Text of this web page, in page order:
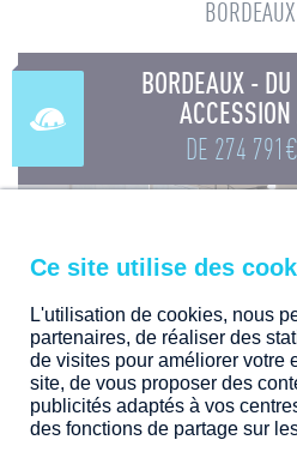
BORDEAUX -
DE 274 791€
L'utilisation de cookies, nous
partenaires, de réaliser des
de visites pour améliorer votre
site, de vous proposer des
publicités adaptés à vos
des fonctions de partage sur